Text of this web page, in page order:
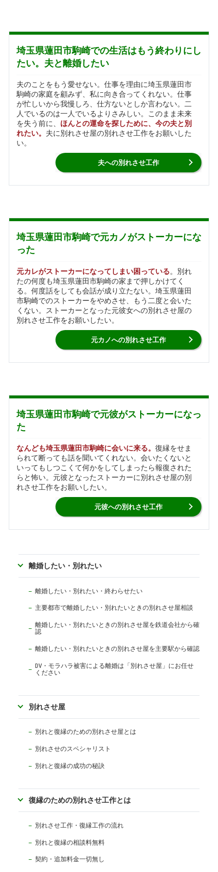
埼玉県蓮田市駒崎での生活はもう終わりにし
たい。夫と離婚したい
夫のことをもう愛せない。仕事を理由に埼玉県蓮田市
駒崎の家庭を顧みず、私に向き合ってくれない。仕事
が忙しいから我慢しろ、仕方ないとしか言わない。二
人でいるのは一人でいるよりさみしい。このまま未来
を失う前に、 ほんとの運命を探しために、今の夫と別
れたい。 夫に別れさせ屋の別れさせ工作をお願いした
い。
夫への別れさせ工作
埼玉県蓮田市駒崎で元カノがストーカーにな
った
元カレがストーカーになってしまい困っている。別れ
たの何度も埼玉県蓮田市駒崎の家まで押しかけてく
る。何度話をしても会話が成り立たない。埼玉県蓮田
市駒崎でのストーカーをやめさせ、もう二度と会いた
くない。ストーカーとなった元彼女への別れさせ屋の
別れさせ工作をお願いしたい。
元カノへの別れさせ工作
埼玉県蓮田市駒崎で元彼がストーカーになっ
た
なんども埼玉県蓮田市駒崎に会いに来る。 復縁をせま
られて断っても話を聞いてくれない。会いたくないと
いってもしつこくて何かをしてしまったら報復された
らと怖い。元彼となったストーカーに別れさせ屋の別
れさせ工作をお願いしたい。
元彼への別れさせ工作
離婚したい・別れたい
離婚したい・別れたい・終わらせたい
主要都市で離婚したい・別れたいときの別れさせ屋相談
離婚したい・別れたいときの別れさせ屋を鉄道会社から確
認
離婚したい・別れたいときの別れさせ屋を主要駅から確認
DV・モラハラ被害による離婚は「別れさせ屋」にお任せ
ください
別れさせ屋
別れと復縁のための別れさせ屋とは
別れさせのスペシャリスト
別れと復縁の成功の秘訣
復縁のための別れさせ工作とは
別れさせ工作・復縁工作の流れ
別れと復縁の相談料無料
契約・追加料金一切無し